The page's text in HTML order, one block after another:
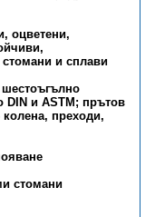
оцветени,
и сплави
DIN и ASTM; прътов
преходи,
стомани